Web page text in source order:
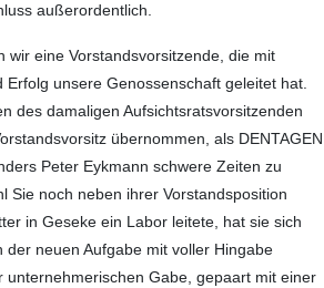
außerordentlich.
wir eine Vorstandsvor­sitzende, die mit
Erfolg unsere Genossenschaft geleitet hat.
des damaligen Aufsichtsrats­vor­sitzenden
übernommen, als DENTAGEN
Peter Eykmann schwere Zeiten zu
Sie noch neben ihrer Vorstandsposition
in Geseke ein Labor leitete, hat sie sich
neuen Aufgabe mit voller Hingabe
unternehmerischen Gabe, gepaart mit einer